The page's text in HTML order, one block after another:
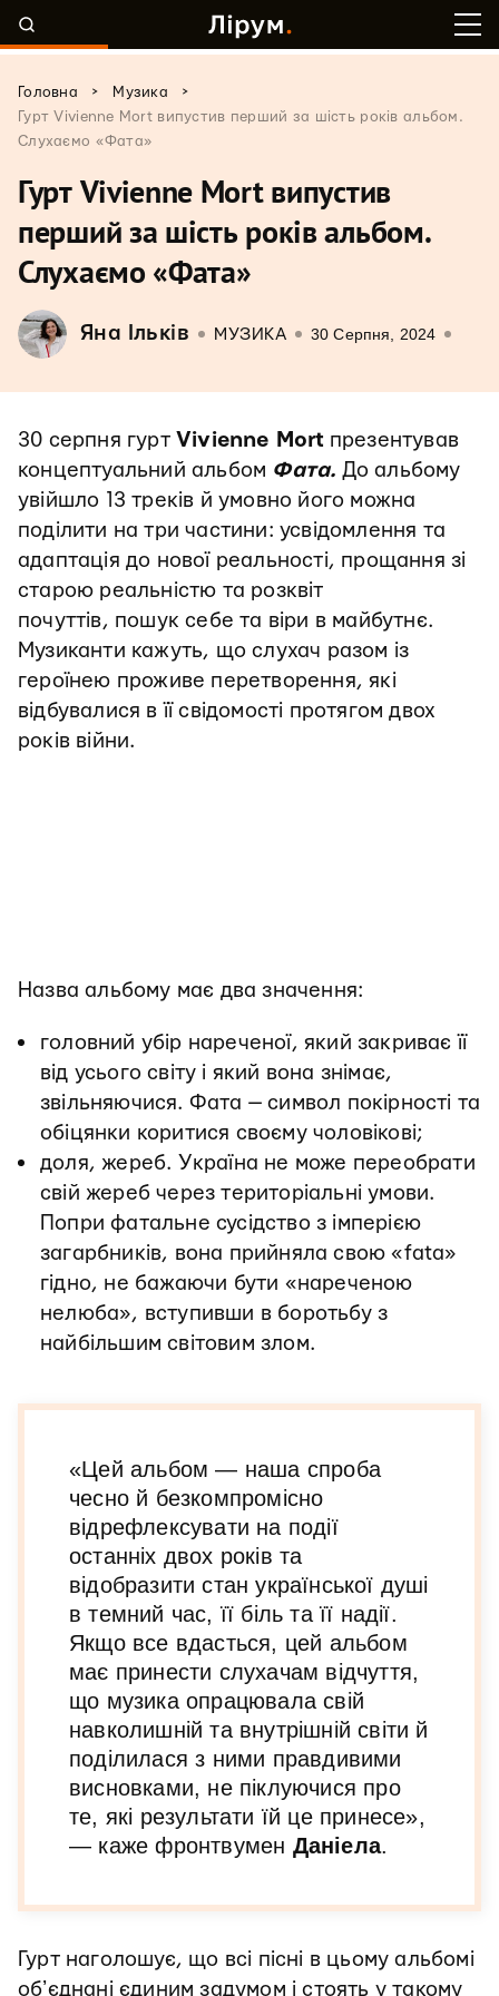
Головна > Музика
>
Гурт Vivienne Mort випустив перший за шість років альбом.
Слухаємо «Фата»
Гурт Vivienne Mort випустив
перший за шість років альбом.
Слухаємо «Фата»
Яна Ільків МУЗИКА 30 Серпня, 2024
30 серпня гурт Vivienne Mort презентував
концептуальний альбом Фата. До альбому
увійшло 13 треків й умовно його можна
поділити на три частини: усвідомлення та
адаптація до нової реальності, прощання зі
старою реальністю та розквіт
почуттів, пошук себе та віри в майбутнє.
Музиканти кажуть, що слухач разом із
героїнею проживе перетворення, які
відбувалися в її свідомості протягом двох
років війни.
Назва альбому має два значення:
головний убір нареченої, який закриває її
від усього світу і який вона знімає,
звільняючися. Фата — символ покірності та
обіцянки коритися своєму чоловікові;
доля, жереб. Україна не може переобрати
свій жереб через територіальні умови.
Попри фатальне сусідство з імперією
загарбників, вона прийняла свою «fata»
гідно, не бажаючи бути «нареченою
нелюба», вступивши в боротьбу з
найбільшим світовим злом.
«Цей альбом — наша спроба
чесно й безкомпромісно
відрефлексувати на події
останніх двох років та
відобразити стан української душі
в темний час, її біль та її надії.
Якщо все вдасться, цей альбом
має принести слухачам відчуття,
що музика опрацювала свій
навколишній та внутрішній світи й
поділилася з ними правдивими
висновками, не піклуючися про
те, які результати їй це принесе»,
— каже фронтвумен Даніела.
Гурт наголошує, що всі пісні в цьому альбомі
обʼєднані єдиним задумом і стоять у такому